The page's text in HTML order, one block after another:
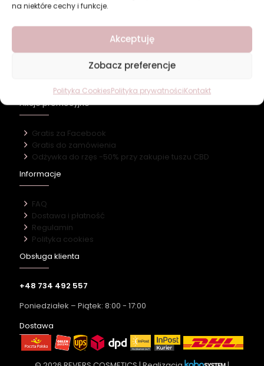
na niektóre cechy i funkcje.
Akceptuję
Zobacz preferencje
Polityka CookiesPolityka prywatnościKontakt
Pielęgnacja
Manicure i Pedicure
Bestsellery
Akcje promocyjne
Gratis za Facebook
Gratis do zamówienia
Odżywka do rzęs -50% przy zakupie tuszu CBD
Informacje
FAQ
Dostawa i płatność
Regulamin
Polityka cookies
Obsługa klienta
+48 734 492 557
Poniedziałek – Piątek: 8:00 - 17:00
Dostawa